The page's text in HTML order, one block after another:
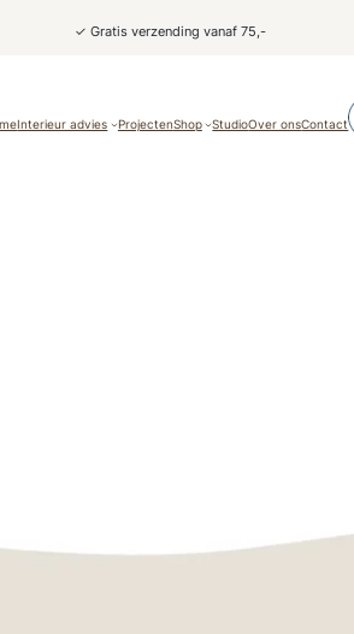
✓ Gratis verzending vanaf 75,-
Interieur advies ProjectenShop StudioOver onsContact